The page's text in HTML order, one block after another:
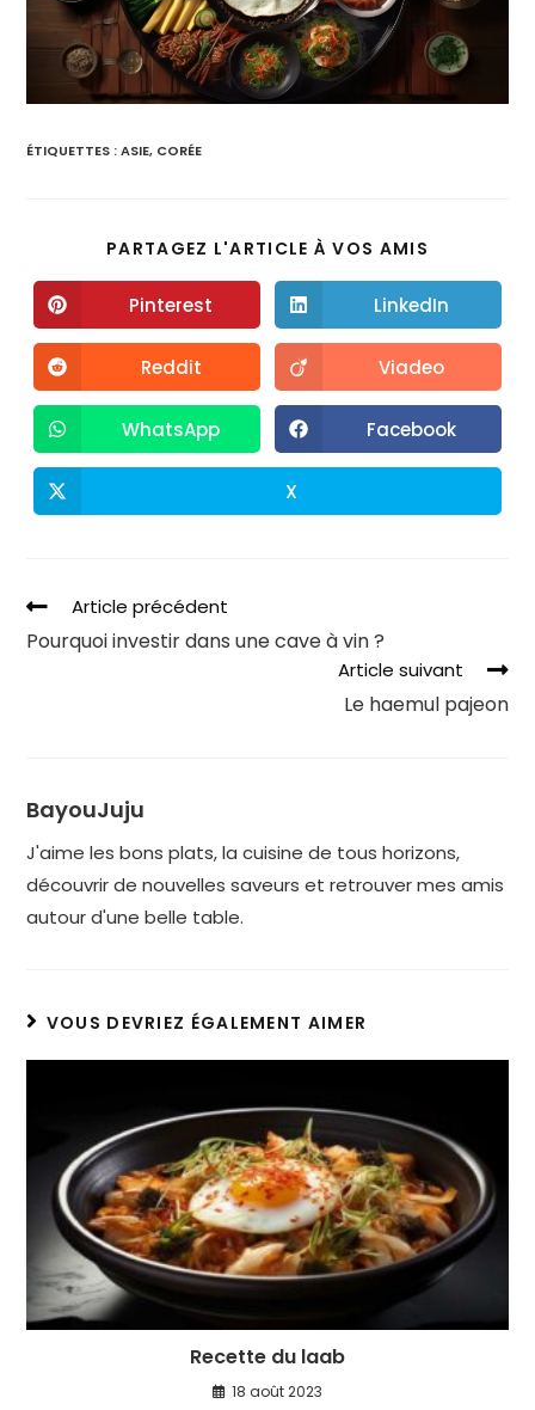
ÉTIQUETTES :ASIE, CORÉE
PARTAGEZ L'ARTICLE À VOS AMIS
Pinterest LinkedIn
Reddit Viadeo
WhatsApp Facebook
X
Article précédent
Pourquoi investir dans une cave à vin ?
Article suivant
Le haemul pajeon
BayouJuju
J'aime les bons plats, la cuisine de tous horizons,
découvrir de nouvelles saveurs et retrouver mes amis
autour d'une belle table.
VOUS DEVRIEZ ÉGALEMENT AIMER
Recette du laab
18 août 2023